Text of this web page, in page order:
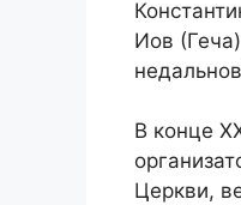
Иов
В конце
Церкви,